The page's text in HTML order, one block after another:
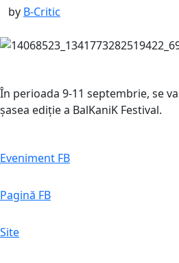
Published
:
201615
septembrie
by B-Critic
În perioada 9-11 septembrie, se
șasea ediție a BalKaniK Festival.
Eveniment FB
Pagină FB
Site